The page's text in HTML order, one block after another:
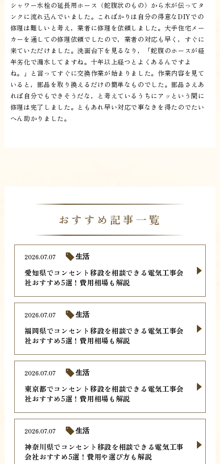
シャワー水栓の延長用ホース（蛇腹状のもの）から水が伝ってタ
ンクに流れ込んでいました。こればかりは自分の得意なDIYでの
修理は難しいと考え，業者に修理を依頼しました。大手住宅メー
カーを通しての修理依頼でしたので，業者の対応も早く，すぐに
来ていただけました。洗面台下を見るなり，「蛇腹のホースが経
年劣化で漏水してますね。十年以上経つとよくあるんですよ
ね。」と言ってすぐに交換作業が始まりました。作業内容を見て
いると，部品を取り換えるだけの簡単なものでした。部品さえあ
れば自分でもできそうだな，と考えているうちにアッという間に
修理は完了しました。ともあれ早い対応で事なきを得たのでたい
へん助かりました。
おすすめ記事一覧
愛知県でコンセント移設を相談できる電気工事会
社おすすめ5選！費用相場も解説
2026.07.07 生活
福岡県でコンセント移設を相談できる電気工事会
社おすすめ5選！費用相場も解説
2026.07.07 生活
東京都でコンセント移設を相談できる電気工事会
社おすすめ5選！費用相場も解説
2026.07.07 生活
神奈川県でコンセント移設を相談できる電気工事
会社おすすめ5選！費用や選び方も解説
2026.07.07 生活